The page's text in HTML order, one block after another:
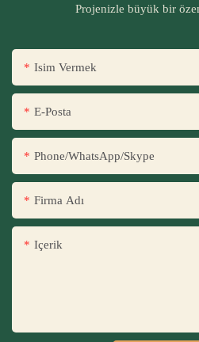
Projenizle büyük bir
Isim Vermek
E-Posta
Phone/WhatsApp/Skype
Firma Adı
Içerik